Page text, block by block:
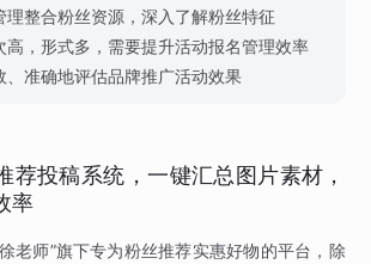
理整合粉丝资源，深入了解粉丝特征
高，形式多，需要提升活动报名管理效率
、准确地评估品牌推广活动效果
荐投稿系统，一键汇总图片素材，
率
老师”旗下专为粉丝推荐实惠好物的平台，除